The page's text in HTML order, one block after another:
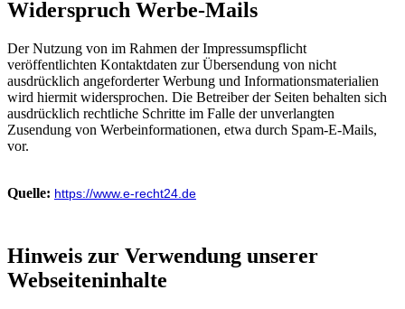
Widerspruch Werbe-Mails
Der Nutzung von im Rahmen der Impressumspflicht
veröffentlichten Kontaktdaten zur Übersendung von nicht
ausdrücklich angeforderter Werbung und Informationsmaterialien
wird hiermit widersprochen. Die Betreiber der Seiten behalten sich
ausdrücklich rechtliche Schritte im Falle der unverlangten
Zusendung von Werbeinformationen, etwa durch Spam-E-Mails,
vor.
Quelle: https://www.e-recht24.de
Hinweis zur Verwendung unserer
Webseiteninhalte